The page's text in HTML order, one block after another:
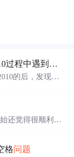
中遇到的有关FormPaint的
的后，发现原
再将窗体拖出
下图所示)，疑
还觉得很顺利，
:= UrlDown
格问题